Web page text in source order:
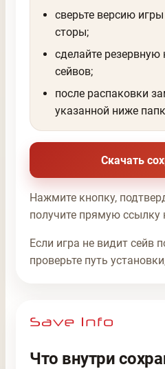
сверьте версию
сторы;
сделайте
сейвов;
после распаковки
указанной ниже
Скачать
Нажмите кнопку,
получите прямую ссылку
Если игра не видит сейв
проверьте путь
Что внутри